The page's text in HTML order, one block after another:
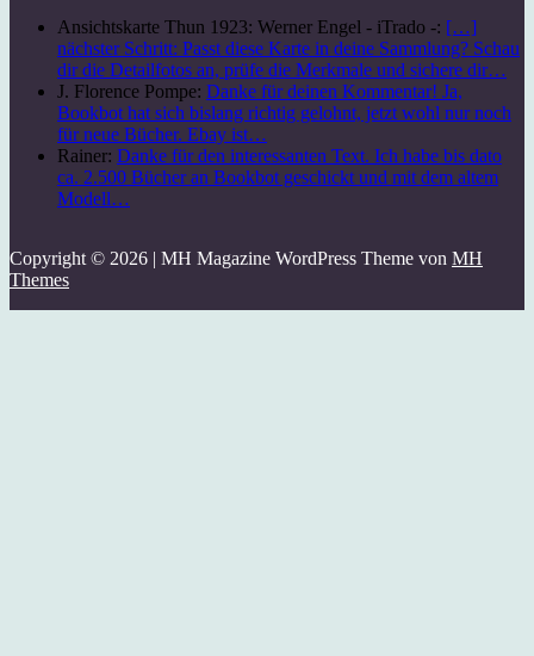
Ansichtskarte Thun 1923: Werner Engel - iTrado -: […]
nächster Schritt: Passt diese Karte in deine Sammlung? Schau
dir die Detailfotos an, prüfe die Merkmale und sichere dir…
J. Florence Pompe: Danke für deinen Kommentar! Ja,
Bookbot hat sich bislang richtig gelohnt, jetzt wohl nur noch
für neue Bücher. Ebay ist…
Rainer: Danke für den interessanten Text. Ich habe bis dato
ca. 2.500 Bücher an Bookbot geschickt und mit dem altem
Modell…
Copyright © 2026 | MH Magazine WordPress Theme von MH
Themes